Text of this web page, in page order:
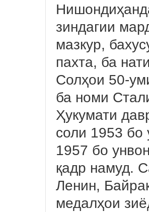
зиндагии
мазкур,
пахта, ба
Солҳои 50-
ба номи
Ҳукумати
соли 1953 бо
1957 бо
қадр намуд.
Ленин,
медалҳои